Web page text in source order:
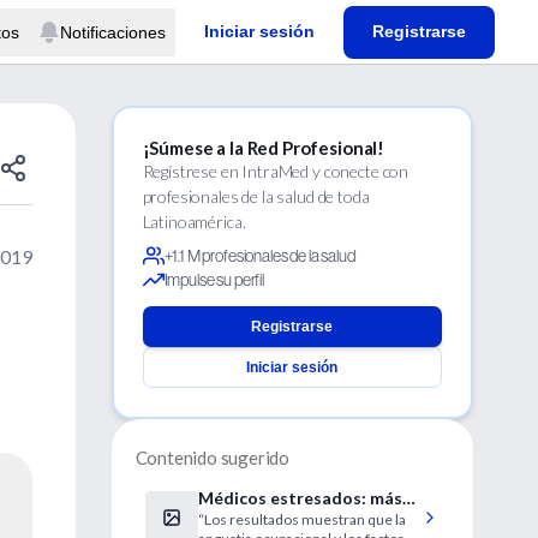
Notificaciones Iniciar sesión Registrarse
¡Súmese a la Red Profesional!
Regístrese en IntraMed y conecte con
profesionales de la salud de toda
Latinoamérica.
+1.1 M profesionales de la salud
Impulse su perfil
Registrarse
Iniciar sesión
Contenido sugerido
Médicos estresados: más
consumo de alcohol y
“Los resultados muestran que la